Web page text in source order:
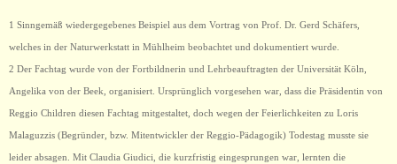
1 Sinngemäß wiedergegebenes Beispiel aus dem Vortrag von Prof. Dr. Gerd Schäfers,
welches in der Naturwerkstatt in Mühlheim beobachtet und dokumentiert wurde.
2 Der Fachtag wurde von der Fortbildnerin und Lehrbeauftragten der Universität Köln,
Angelika von der Beek, organisiert. Ursprünglich vorgesehen war, dass die Präsidentin von
Reggio Children diesen Fachtag mitgestaltet, doch wegen der Feierlichkeiten zu Loris
Malaguzzis (Begründer, bzw. Mitentwickler der Reggio-Pädagogik) Todestag musste sie
leider absagen. Mit Claudia Giudici, die kurzfristig eingesprungen war, lernten die